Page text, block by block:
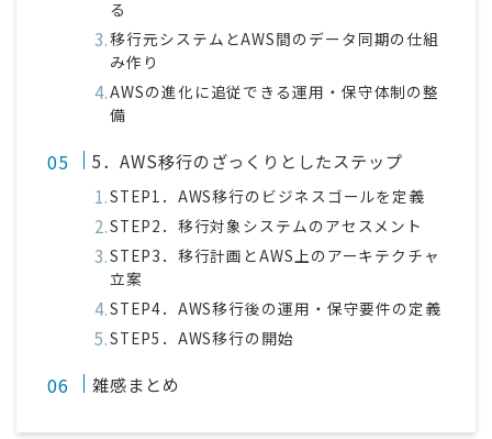
る
移行元システムとAWS間のデータ同期の仕組
み作り
AWSの進化に追従できる運用・保守体制の整
備
5．AWS移行のざっくりとしたステップ
STEP1．AWS移行のビジネスゴールを定義
STEP2．移行対象システムのアセスメント
STEP3．移行計画とAWS上のアーキテクチャ
立案
STEP4．AWS移行後の運用・保守要件の定義
STEP5．AWS移行の開始
雑感まとめ